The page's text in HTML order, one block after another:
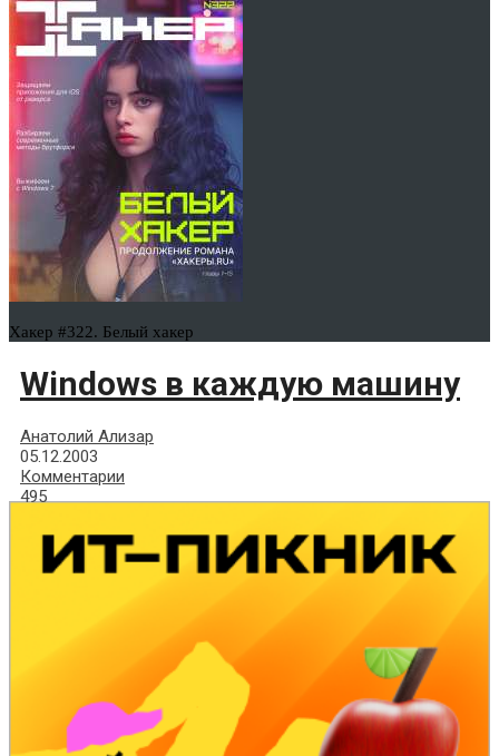
Хакер #322. Белый хакер
Windows в каждую машину
Анатолий Ализар
05.12.2003
Комментарии
495